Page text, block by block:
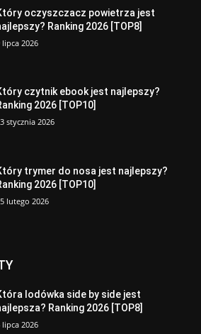
oczyszczacz powietrza jest
Ranking 2026 [TOP8]
lipca 2026
czytnik ebook jest najlepszy?
2026 [TOP10]
stycznia 2026
trymer do nosa jest najlepszy?
2026 [TOP10]
lutego 2026
lodówka side by side jest
Ranking 2026 [TOP8]
lipca 2026